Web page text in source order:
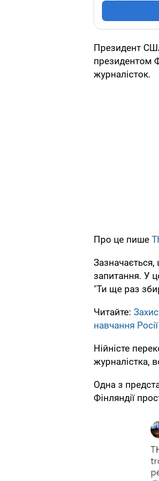
Президент
президентом
журналісток.
Про це пише
запитання. У
"Ти ще раз
Читайте:
навчання Росії
Нійністе
журналістка,
Одна з
Фінляндії